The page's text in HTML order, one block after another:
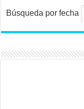
Búsqueda por fecha